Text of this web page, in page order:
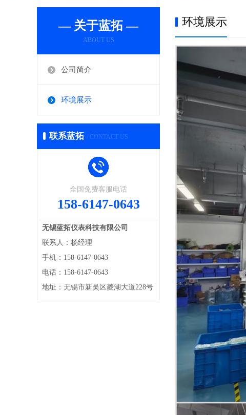
— 关于蓝拓 —
ABOUT US
公司简介
环境展示
联系蓝拓 / CONTACT US
全国免费客服电话
158-6147-0643
无锡蓝拓仪表科技有限公司
联系人：杨经理
手机：158-6147-0643
电话：158-6147-0643
地址：无锡市新吴区菱湖大道228号
环境展示